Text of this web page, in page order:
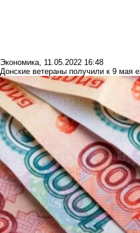
Экономика, 11.05.2022 16:48
Донские ветераны получили к 9 мая